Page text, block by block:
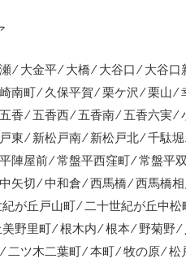
⁄ 大金平 ⁄ 大橋 ⁄ 大谷口 ⁄ 大谷
南町 ⁄ 久保平賀 ⁄ 栗ケ沢 ⁄ 栗山
香 ⁄ 五香西 ⁄ 五香南 ⁄ 五香六実
東 ⁄ 新松戸南 ⁄ 新松戸北 ⁄ 千駄
陣屋前 ⁄ 常盤平西窪町 ⁄ 常盤平
矢切 ⁄ 中和倉 ⁄ 西馬橋 ⁄ 西馬橋
が丘戸山町 ⁄ 二十世紀が丘中
野里町 ⁄ 根木内 ⁄ 根本 ⁄ 野菊野
二ツ木二葉町 ⁄ 本町 ⁄ 牧の原 ⁄